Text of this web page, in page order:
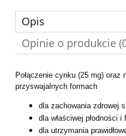
Opis
Opinie o produkcie
Połączenie cynku (25 mg) oraz
przyswajalnych formach
dla zachowania zdrowej
dla właściwej płodności
dla utrzymania